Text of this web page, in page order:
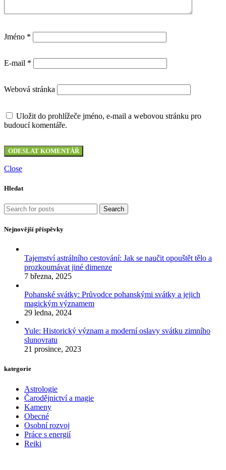
Jméno *
E-mail *
Webová stránka
Uložit do prohlížeče jméno, e-mail a webovou stránku pro
budoucí komentáře.
Close
Hledat
Search
Nejnovější příspěvky
Tajemství astrálního cestování: Jak se naučit opouštět tělo a
prozkoumávat jiné dimenze
7 března, 2025
Pohanské svátky: Průvodce pohanskými svátky a jejich
magickým významem
29 ledna, 2024
Yule: Historický význam a moderní oslavy svátku zimního
slunovratu
21 prosince, 2023
kategorie
Astrologie
Čarodějnictví a magie
Kameny
Obecné
Osobní rozvoj
Práce s energií
Reiki